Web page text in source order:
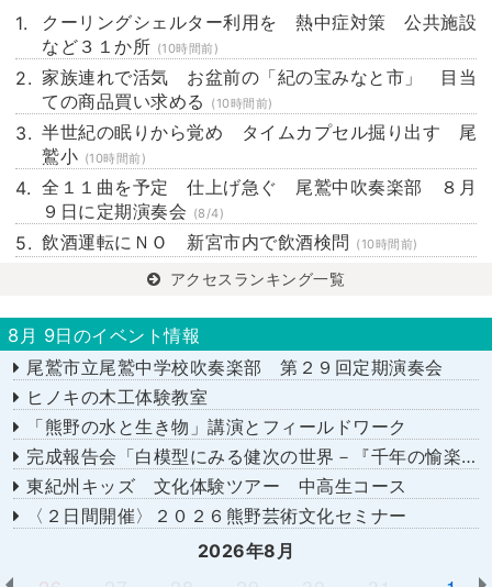
クーリングシェルター利用を 熱中症対策 公共施設
など３１か所 (10時間前)
家族連れで活気 お盆前の「紀の宝みなと市」 目当
ての商品買い求める
(10時間前)
半世紀の眠りから覚め タイムカプセル掘り出す 尾
鷲小 (10時間前)
全１１曲を予定 仕上げ急ぐ 尾鷲中吹奏楽部 ８月
９日に定期演奏会 (8/4)
飲酒運転にＮＯ 新宮市内で飲酒検問 (10時間前)
アクセスランキング一覧
8月 9日のイベント情報
尾鷲市立尾鷲中学校吹奏楽部 第２９回定期演奏会
ヒノキの木工体験教室
「熊野の水と生き物」講演とフィールドワーク
完成報告会「白模型にみる健次の世界－『千年の愉楽』『奇蹟』より－」
東紀州キッズ 文化体験ツアー 中高生コース
〈２日間開催〉２０２６熊野芸術文化セミナー
2026年8月